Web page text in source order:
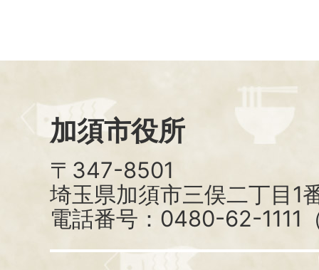
加須市役所
〒347-8501
埼玉県加須市三俣二丁目1
電話番号：0480-62-1111